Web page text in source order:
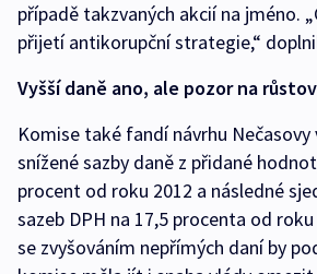
případě takzvaných akcií na jméno.
přijetí antikorupční strategie,“
Vyšší daně ano, ale pozor na
Komise také fandí návrhu Nečasovy
snížené sazby daně z přidané
procent od roku 2012 a následné
sazeb DPH na 17,5 procenta od
se zvyšováním nepřímých daní by